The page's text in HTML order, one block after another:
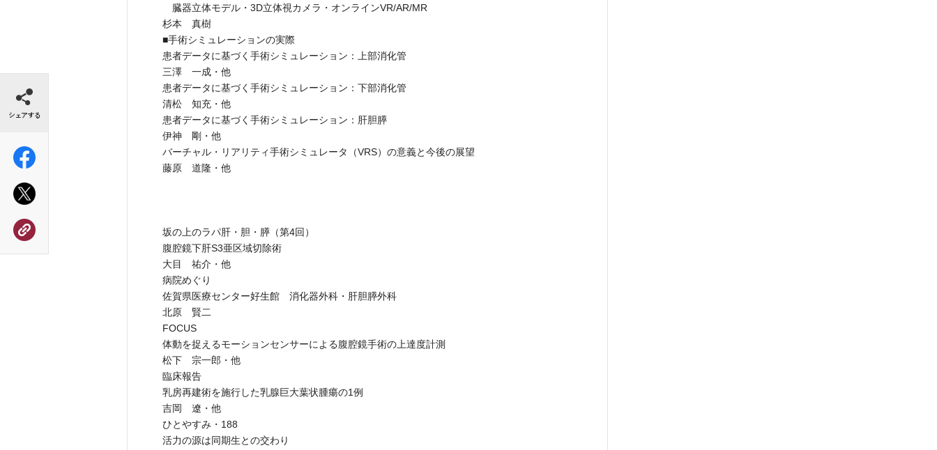
臓器立体モデル・3D立体視カメラ・オンラインVR/AR/MR
杉本 真樹
■手術シミュレーションの実際
患者データに基づく手術シミュレーション：上部消化管
三澤 一成・他
患者データに基づく手術シミュレーション：下部消化管
清松 知充・他
患者データに基づく手術シミュレーション：肝胆膵
伊神 剛・他
バーチャル・リアリティ手術シミュレータ（VRS）の意義と今後の展望
藤原 道隆・他
坂の上のラパ肝・胆・膵（第4回）
腹腔鏡下肝S3亜区域切除術
大目 祐介・他
病院めぐり
佐賀県医療センター好生館 消化器外科・肝胆膵外科
北原 賢二
FOCUS
体動を捉えるモーションセンサーによる腹腔鏡手術の上達度計測
松下 宗一郎・他
臨床報告
乳房再建術を施行した乳腺巨大葉状腫瘍の1例
吉岡 遼・他
ひとやすみ・188
活力の源は同期生との交わり